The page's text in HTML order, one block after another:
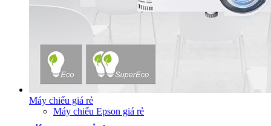
Máy chiếu giá rẻ
Máy chiếu Epson giá rẻ